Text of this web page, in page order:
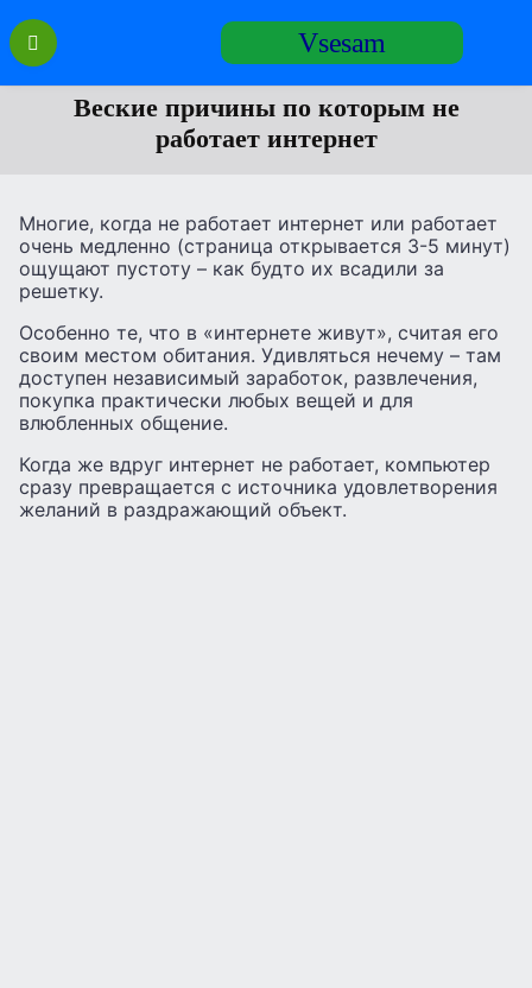
Перейти
содержанию
Vsesam
Веские причины по которым не
работает интернет
Многие, когда не работает интернет или работает
очень медленно (страница открывается 3-5 минут)
ощущают пустоту – как будто их всадили за
решетку.
Особенно те, что в «интернете живут», считая его
своим местом обитания. Удивляться нечему – там
доступен независимый заработок, развлечения,
покупка практически любых вещей и для
влюбленных общение.
Когда же вдруг интернет не работает, компьютер
сразу превращается с источника удовлетворения
желаний в раздражающий объект.